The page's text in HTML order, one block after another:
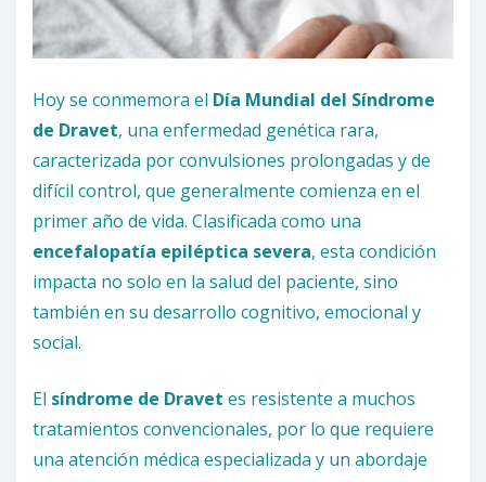
Hoy se conmemora el Día Mundial del Síndrome
de Dravet, una enfermedad genética rara,
caracterizada por convulsiones prolongadas y de
difícil control, que generalmente comienza en el
primer año de vida. Clasificada como una
encefalopatía epiléptica severa, esta condición
impacta no solo en la salud del paciente, sino
también en su desarrollo cognitivo, emocional y
social.
El síndrome de Dravet es resistente a muchos
tratamientos convencionales, por lo que requiere
una atención médica especializada y un abordaje